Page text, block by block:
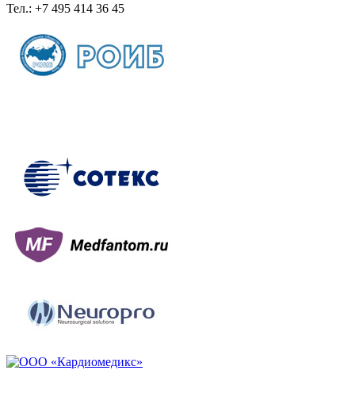
Тел.: +7 495 414 36 45